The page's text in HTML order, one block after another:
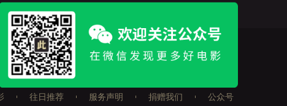
往日推荐 服务声明 捐赠我们 公众号